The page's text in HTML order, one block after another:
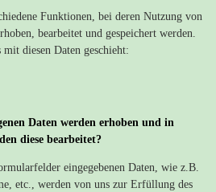
Funktionen, bei deren Nutzung von
bearbeitet und gespeichert werden.
diesen Daten geschieht:
Daten werden erhoben und in
diese bearbeitet?
eingegebenen Daten, wie z.B.
etc., werden von uns zur Erfüllung des